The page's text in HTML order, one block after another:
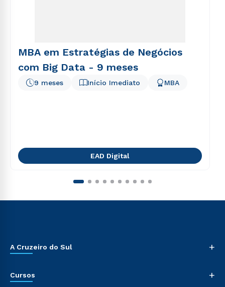
MBA em Estratégias de Negócios
com Big Data - 9 meses
Início Imediato
9 meses MBA
EAD Digital
A Cruzeiro do Sul +
Cursos +